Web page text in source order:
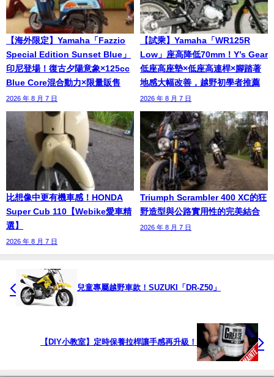
【海外限定】Yamaha「Fazzio
Special Edition Sunset Blue」
印尼登場！復古夕陽意象×125cc
Blue Core混合動力×限量販售
2026 年 8 月 7 日
【試乘】Yamaha「WR125R
Low」座高降低70mm！Y’s Gear
低座高座墊×低座高連桿×腳踏著
地感大幅改善，越野初學者推薦
2026 年 8 月 7 日
比想像中更有機車感！HONDA
Super Cub 110【Webike愛車精
選】
2026 年 8 月 7 日
Triumph Scrambler 400 XC的狂
野造型與公路實用性的完美結合
2026 年 8 月 7 日
兒童專屬越野車款！SUZUKI「DR-Z50」
【DIY小教室】定時保養拉桿讓手感再升級！